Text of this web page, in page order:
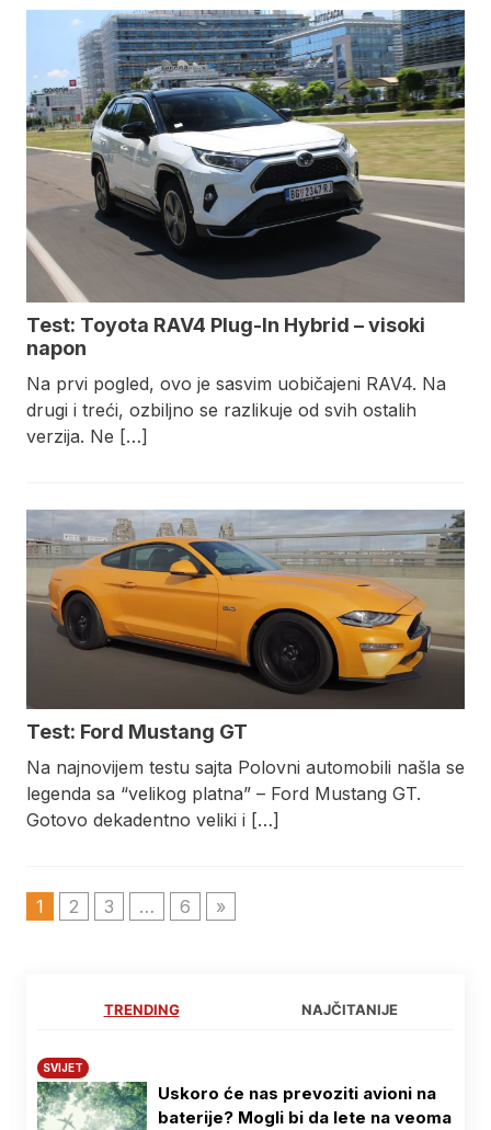
Test: Toyota RAV4 Plug-In Hybrid – visoki
napon
Na prvi pogled, ovo je sasvim uobičajeni RAV4. Na
drugi i treći, ozbiljno se razlikuje od svih ostalih
verzija. Ne […]
Test: Ford Mustang GT
Na najnovijem testu sajta Polovni automobili našla se
legenda sa “velikog platna” – Ford Mustang GT.
Gotovo dekadentno veliki i […]
1 2 3 … 6 »
TRENDING NAJČITANIJE
SVIJET
Uskoro će nas prevoziti avioni na
baterije? Mogli bi da lete na veoma